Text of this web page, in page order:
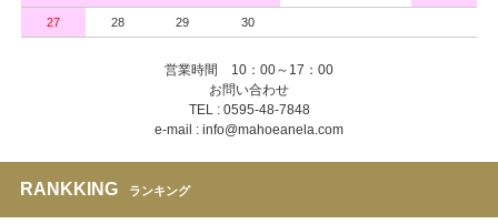
27 28 29 30
営業時間 10：00～17：00
お問い合わせ
TEL : 0595-48-7848
e-mail : info@mahoeanela.com
RANKKING ランキング